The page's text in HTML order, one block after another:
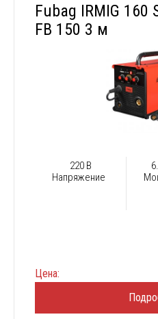
Fubag IRMIG 160
FB 150 3 м
220 В
Напряжение
Цена: